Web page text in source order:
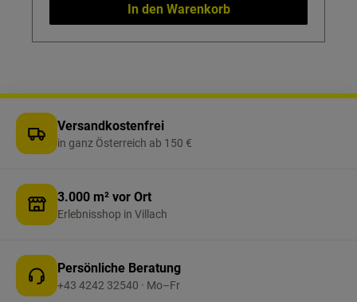
In den Warenkorb
Versandkostenfrei
in ganz Österreich ab 150 €
3.000 m² vor Ort
Erlebnisshop in Villach
Persönliche Beratung
+43 4242 32540 · Mo–Fr